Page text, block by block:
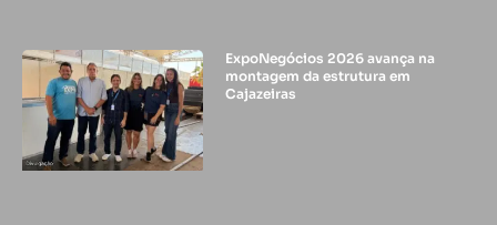
ExpoNegócios 2026 avança na
montagem da estrutura em
Cajazeiras